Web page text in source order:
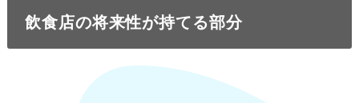
飲食店の将来性が持てる部分